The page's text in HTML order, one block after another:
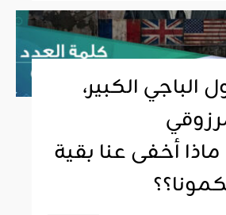
الباجي الكبير،
ماذا أخفى عنا بقية